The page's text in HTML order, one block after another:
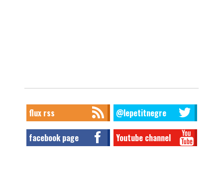
flux rss @lepetitnegre
facebook page Youtube channel